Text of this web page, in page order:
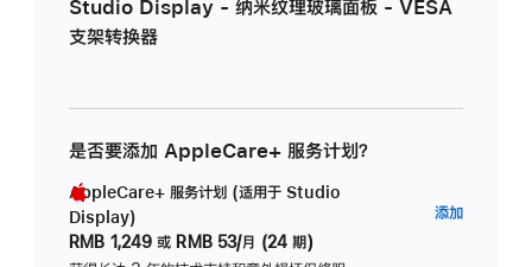
Studio Display - 纳米纹理玻璃面板 - VESA
支架转换器
是否要添加 AppleCare+ 服务计划？
AppleCare+ 服务计划 (适用于 Studio
Display)
RMB 1,249 或 RMB 53/月 (24 期)
添加